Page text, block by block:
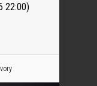
22:00)